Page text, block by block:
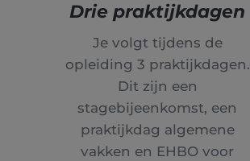
Drie praktijkdagen
Je volgt tijdens de
opleiding 3 praktijkdagen.
Dit zijn een
stagebijeenkomst, een
praktijkdag algemene
vakken en EHBO voor